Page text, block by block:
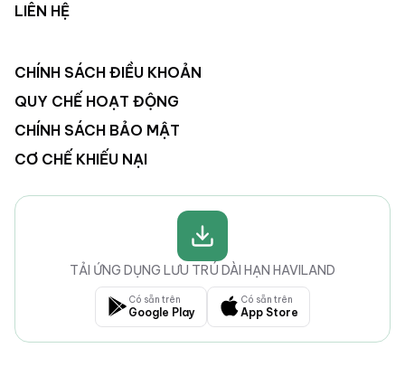
LIÊN HỆ
CHÍNH SÁCH ĐIỀU KHOẢN
QUY CHẾ HOẠT ĐỘNG
CHÍNH SÁCH BẢO MẬT
CƠ CHẾ KHIẾU NẠI
TẢI ỨNG DỤNG LƯU TRÚ DÀI HẠN HAVILAND
Có sẵn trên
Google Play
Có sẵn trên
App Store